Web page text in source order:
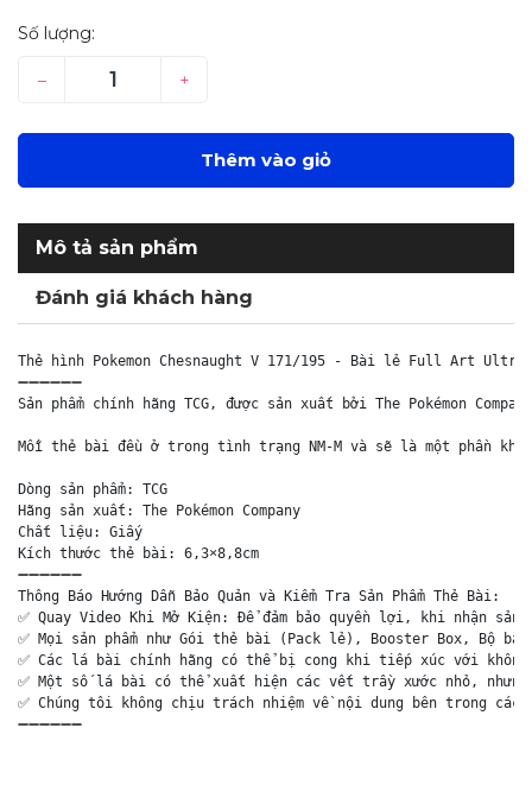
Số lượng:
– +
Thêm vào giỏ
Mô tả sản phẩm
Đánh giá khách hàng
Thẻ hình Pokemon Chesnaught V 171/195 - Bài lẻ Full Art Ultra
➖➖➖➖➖➖
Sản phẩm chính hãng TCG, được sản xuất bởi The Pokémon
Mỗi thẻ bài đều ở trong tình trạng NM-M và sẽ là một phần
Dòng sản phẩm: TCG
Hãng sản xuất: The Pokémon Company
Chất liệu: Giấy
Kích thước thẻ bài: 6,3×8,8cm
➖➖➖➖➖➖
Thông Báo Hướng Dẫn Bảo Quản và Kiểm Tra Sản Phẩm Thẻ Bài:
✅ Quay Video Khi Mở Kiện: Để đảm bảo quyền lợi, khi nhận
✅ Mọi sản phẩm như Gói thẻ bài (Pack lẻ), Booster Box, Bộ
✅ Các lá bài chính hãng có thể bị cong khi tiếp xúc với
✅ Một số lá bài có thể xuất hiện các vết trầy xước nhỏ,
✅ Chúng tôi không chịu trách nhiệm về nội dung bên trong
➖➖➖➖➖➖